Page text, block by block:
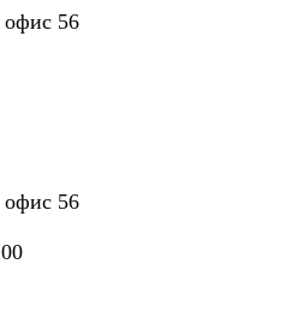
офис 56
офис 56